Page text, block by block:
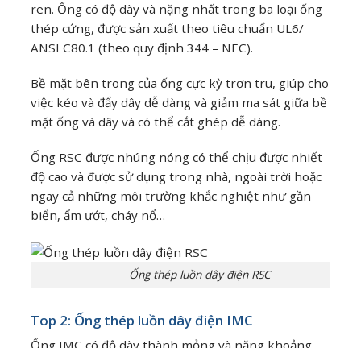
ren. Ống có độ dày và nặng nhất trong ba loại ống
thép cứng, được sản xuất theo tiêu chuẩn UL6/
ANSI C80.1 (theo quy định 344 – NEC).
Bề mặt bên trong của ống cực kỳ trơn tru, giúp cho
việc kéo và đẩy dây dễ dàng và giảm ma sát giữa bề
mặt ống và dây và có thể cắt ghép dễ dàng.
Ống RSC được nhúng nóng có thể chịu được nhiết
độ cao và được sử dụng trong nhà, ngoài trời hoặc
ngay cả những môi trường khắc nghiệt như gần
biển, ẩm ướt, cháy nổ…
Ống thép luồn dây điện RSC
Top 2: Ống thép luồn dây điện IMC